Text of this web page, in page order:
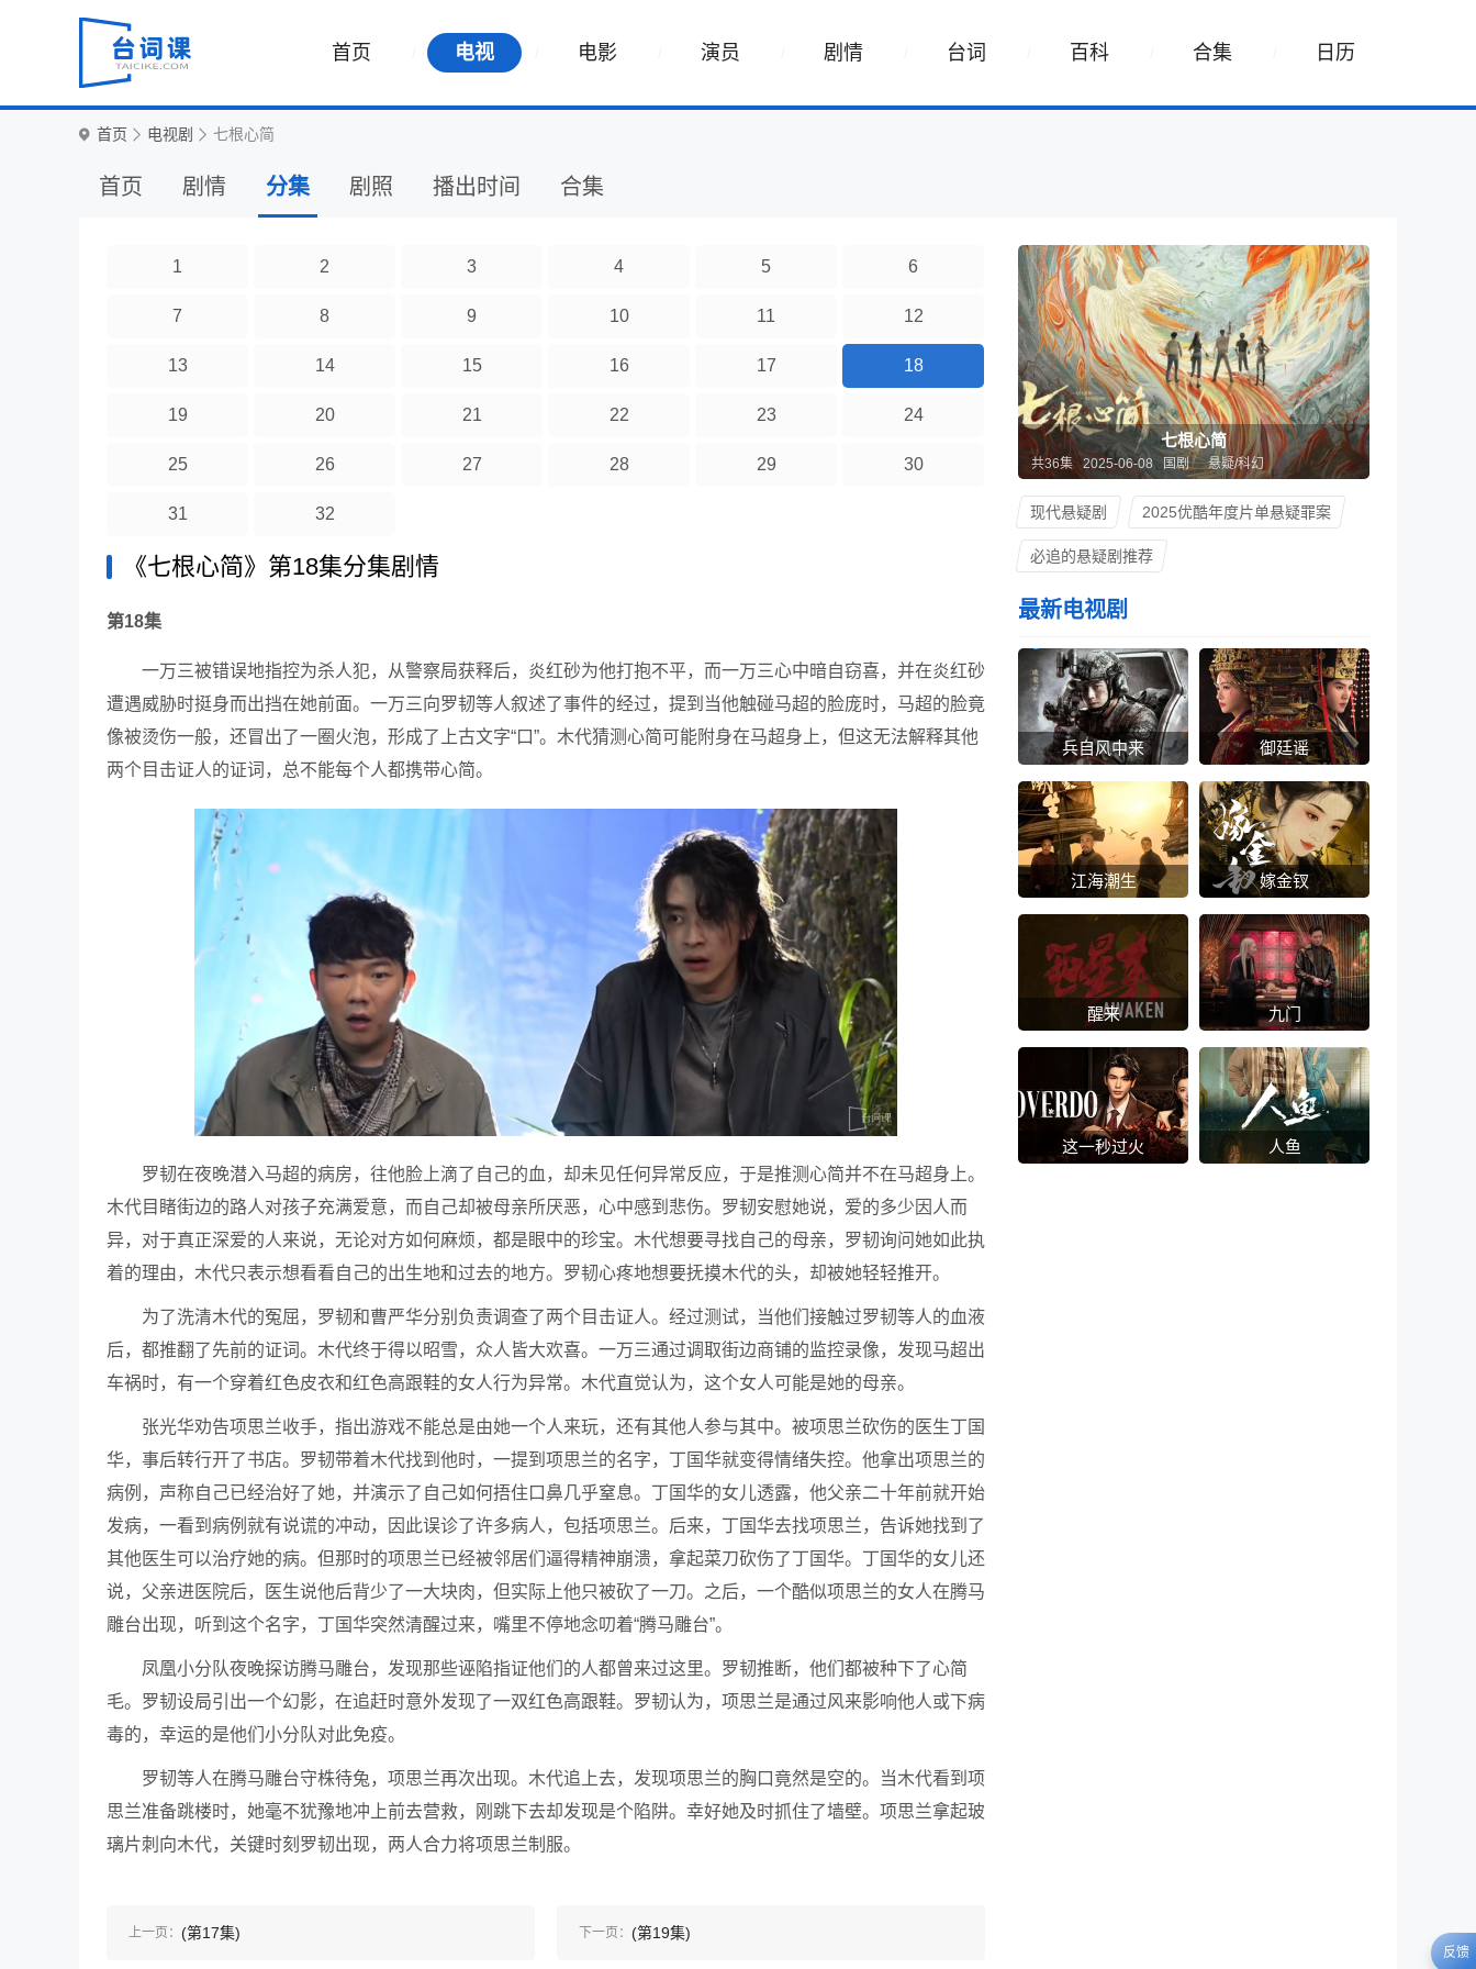
首页 电视 电影 演员 剧情 台词 百科 合集 日历
首页 电视剧 七根心简
首页 剧情 分集 剧照 播出时间 合集
1 2 3 4 5 6
7 8 9 10 11 12
13 14 15 16 17 18
19 20 21 22 23 24
25 26 27 28 29 30
31 32
《七根心简》第18集分集剧情
第18集
一万三被错误地指控为杀人犯，从警察局获释后，炎红砂为他打抱不平，而一万三心中暗自窃喜，并在炎红砂
遭遇威胁时挺身而出挡在她前面。一万三向罗韧等人叙述了事件的经过，提到当他触碰马超的脸庞时，马超的脸竟
像被烫伤一般，还冒出了一圈火泡，形成了上古文字“口”。木代猜测心简可能附身在马超身上，但这无法解释其他
两个目击证人的证词，总不能每个人都携带心简。
罗韧在夜晚潜入马超的病房，往他脸上滴了自己的血，却未见任何异常反应，于是推测心简并不在马超身上。
木代目睹街边的路人对孩子充满爱意，而自己却被母亲所厌恶，心中感到悲伤。罗韧安慰她说，爱的多少因人而
异，对于真正深爱的人来说，无论对方如何麻烦，都是眼中的珍宝。木代想要寻找自己的母亲，罗韧询问她如此执
着的理由，木代只表示想看看自己的出生地和过去的地方。罗韧心疼地想要抚摸木代的头，却被她轻轻推开。
为了洗清木代的冤屈，罗韧和曹严华分别负责调查了两个目击证人。经过测试，当他们接触过罗韧等人的血液
后，都推翻了先前的证词。木代终于得以昭雪，众人皆大欢喜。一万三通过调取街边商铺的监控录像，发现马超出
车祸时，有一个穿着红色皮衣和红色高跟鞋的女人行为异常。木代直觉认为，这个女人可能是她的母亲。
张光华劝告项思兰收手，指出游戏不能总是由她一个人来玩，还有其他人参与其中。被项思兰砍伤的医生丁国
华，事后转行开了书店。罗韧带着木代找到他时，一提到项思兰的名字，丁国华就变得情绪失控。他拿出项思兰的
病例，声称自己已经治好了她，并演示了自己如何捂住口鼻几乎窒息。丁国华的女儿透露，他父亲二十年前就开始
发病，一看到病例就有说谎的冲动，因此误诊了许多病人，包括项思兰。后来，丁国华去找项思兰，告诉她找到了
其他医生可以治疗她的病。但那时的项思兰已经被邻居们逼得精神崩溃，拿起菜刀砍伤了丁国华。丁国华的女儿还
说，父亲进医院后，医生说他后背少了一大块肉，但实际上他只被砍了一刀。之后，一个酷似项思兰的女人在腾马
雕台出现，听到这个名字，丁国华突然清醒过来，嘴里不停地念叨着“腾马雕台”。
凤凰小分队夜晚探访腾马雕台，发现那些诬陷指证他们的人都曾来过这里。罗韧推断，他们都被种下了心简
毛。罗韧设局引出一个幻影，在追赶时意外发现了一双红色高跟鞋。罗韧认为，项思兰是通过风来影响他人或下病
毒的，幸运的是他们小分队对此免疫。
罗韧等人在腾马雕台守株待兔，项思兰再次出现。木代追上去，发现项思兰的胸口竟然是空的。当木代看到项
思兰准备跳楼时，她毫不犹豫地冲上前去营救，刚跳下去却发现是个陷阱。幸好她及时抓住了墙壁。项思兰拿起玻
璃片刺向木代，关键时刻罗韧出现，两人合力将项思兰制服。
上一页： (第17集) 下一页： (第19集)
七根心简
共36集 2025-06-08 国剧 悬疑/科幻
现代悬疑剧 2025优酷年度片单悬疑罪案
必追的悬疑剧推荐
最新电视剧
兵自风中来 御廷谣
江海潮生 嫁金钗
醒来 九门
这一秒过火 人鱼
反馈